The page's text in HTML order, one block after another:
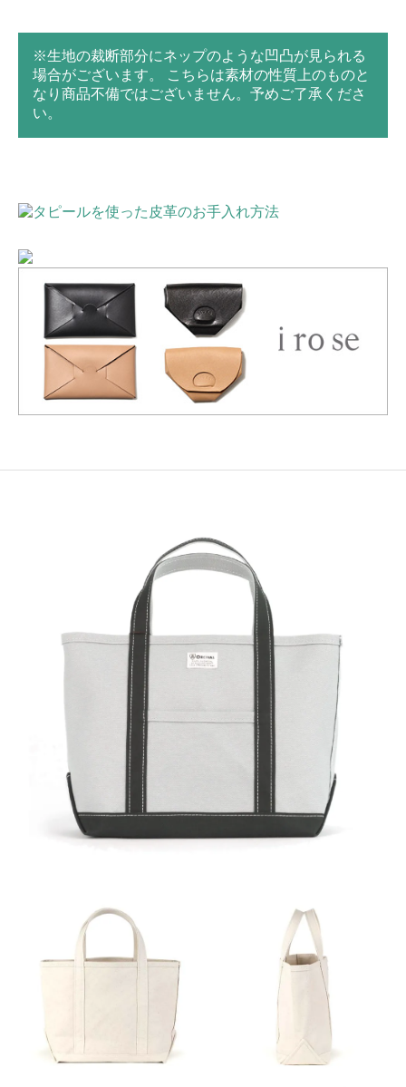
※生地の裁断部分にネップのような凹凸が見られる
場合がございます。 こちらは素材の性質上のものと
なり商品不備ではございません。予めご了承くださ
い。